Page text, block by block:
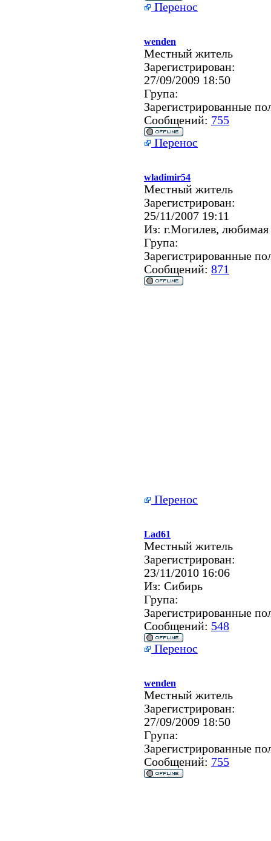
Перенос
wenden
Местный житель
Зарегистрирован:
27/09/2009 18:50
Група:
Зарегистрированные
Сообщений: 755
Перенос
wladimir54
Местный житель
Зарегистрирован:
25/11/2007 19:11
Из: г.Могилев, любимая
Група:
Зарегистрированные
Сообщений: 871
Перенос
Lad61
Местный житель
Зарегистрирован:
23/11/2010 16:06
Из: Сибирь
Група:
Зарегистрированные
Сообщений: 548
Перенос
wenden
Местный житель
Зарегистрирован:
27/09/2009 18:50
Група:
Зарегистрированные
Сообщений: 755